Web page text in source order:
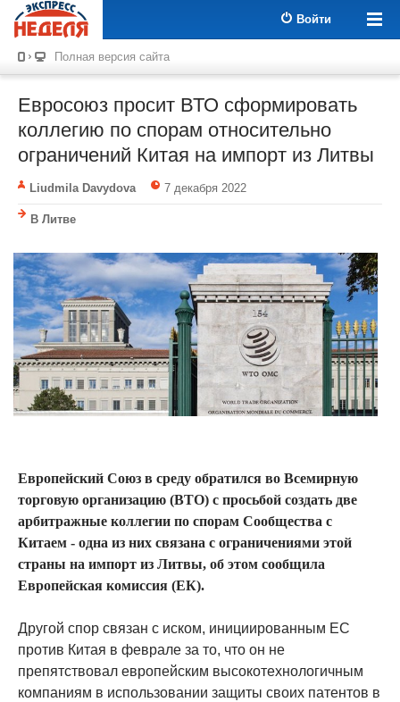
Войти
Полная версия сайта
Евросоюз просит ВТО сформировать
коллегию по спорам относительно
ограничений Китая на импорт из Литвы
Liudmila Davydova 7 декабря 2022
В Литве
Европейский Союз в среду обратился во Всемирную
торговую организацию (ВТО) с просьбой создать две
арбитражные коллегии по спорам Сообщества с
Китаем - одна из них связана с ограничениями этой
страны на импорт из Литвы, об этом сообщила
Европейская комиссия (ЕК).
Другой спор связан с иском, инициированным ЕС
против Китая в феврале за то, что он не
препятствовал европейским высокотехнологичным
компаниям в использовании защиты своих патентов в